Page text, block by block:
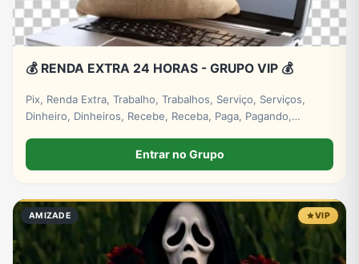
💰 RENDA EXTRA 24 HORAS - GRUPO VIP 💰
Pix, Renda Extra, Trabalho, Trabalhos, Serviço, Serviços,
Dinheiro, Dinheiros, Recebe, Receba, Paga, Pagando,
#grupos #grupo #whatsappEntrar no Grupo
AMIZADE VIP